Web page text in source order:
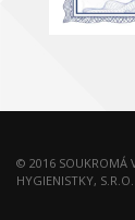
© 2016 SOUKROMÁ
HYGIENISTKY, S.R.O.